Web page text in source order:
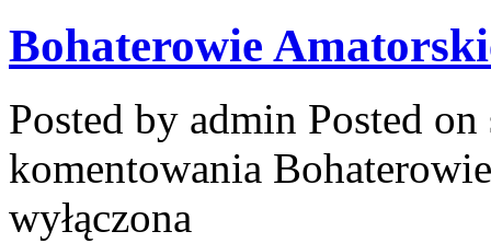
Bohaterowie
Posted by admin Posted
komentowania
wyłączona